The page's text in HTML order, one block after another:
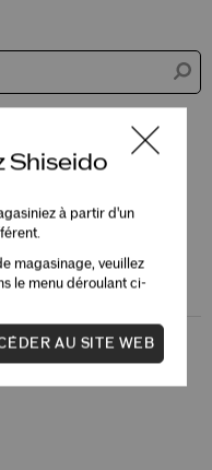
colour
Shiseido
à partir d'un
magasinage, veuillez
le menu déroulant ci-
AU SITE WEB